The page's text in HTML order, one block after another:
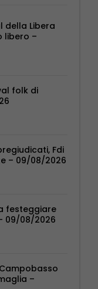
della Libera
libero –
folk di
Fdi
– 09/08/2026
festeggiare
09/08/2026
–